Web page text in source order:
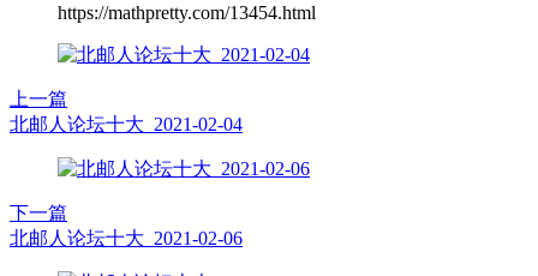
https://mathpretty.com/13454.html
上一篇
北邮人论坛十大_2021-02-04
下一篇
北邮人论坛十大_2021-02-06